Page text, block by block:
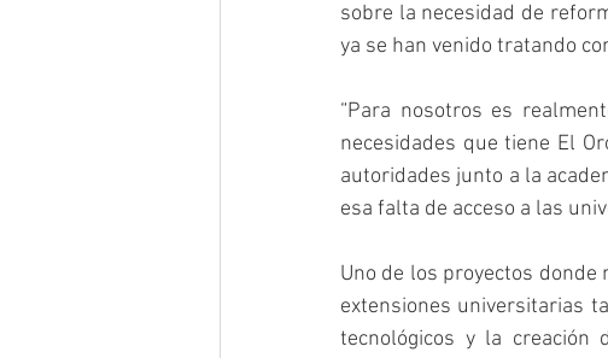
sobre la necesidad de
ya se han venido tratando
“Para nosotros es
necesidades que tiene El
autoridades junto a la
esa falta de acceso a las
Uno de los proyectos
extensiones universitarias
tecnológicos y la creación